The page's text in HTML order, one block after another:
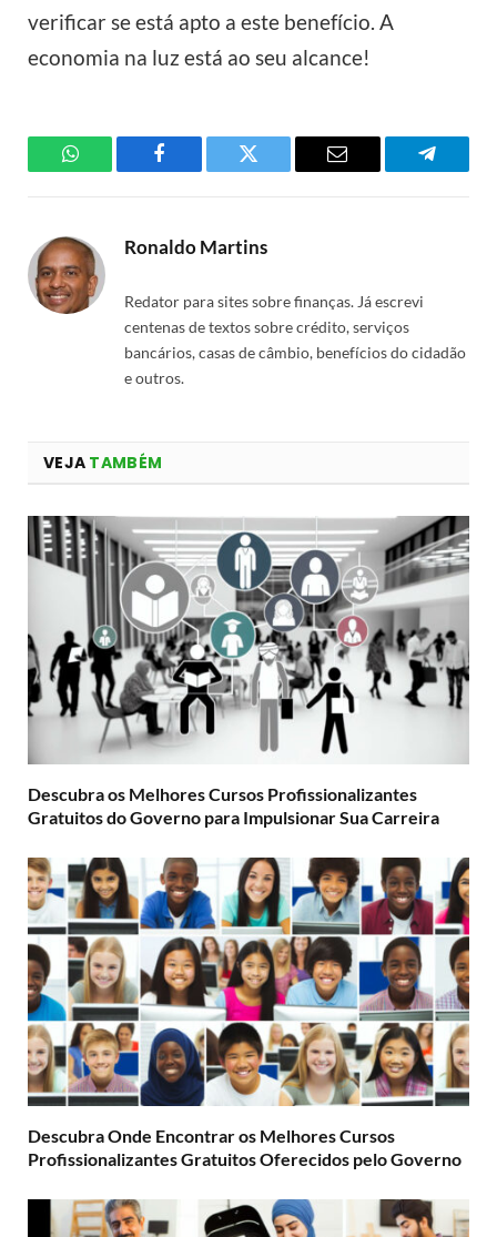
verificar se está apto a este benefício. A
economia na luz está ao seu alcance!
WhatsAppFacebook Twitter Email
Ronaldo Martins
Redator para sites sobre finanças. Já escrevi
centenas de textos sobre crédito, serviços
bancários, casas de câmbio, benefícios do cidadão
e outros.
VEJA TAMBÉM
Descubra os Melhores Cursos Profissionalizantes
Gratuitos do Governo para Impulsionar Sua Carreira
Descubra Onde Encontrar os Melhores Cursos
Profissionalizantes Gratuitos Oferecidos pelo Governo